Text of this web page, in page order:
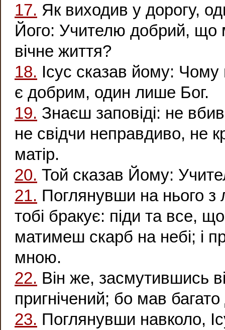
17. Як виходив у дорогу,
Його: Учителю добрий, що
вічне життя?
18. Ісус сказав йому:
є добрим, один лише Бог.
19. Знаєш заповіді: не
не свідчи неправдиво, не
матір.
20. Той сказав Йому:
21. Поглянувши на нього
тобі бракує: піди та все,
матимеш скарб на небі; і
мною.
22. Він же, засмутившись
пригнічений; бо мав
23. Поглянувши навколо,